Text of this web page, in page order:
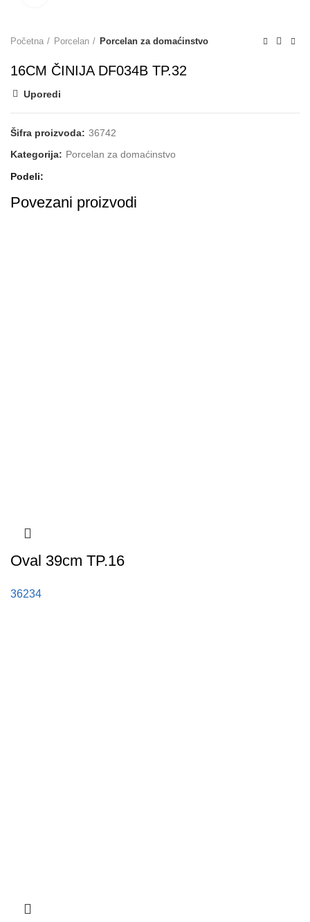
Početna Porcelan Porcelan za domaćinstvo
16CM ČINIJA DF034B TP.32
Uporedi
Šifra proizvoda: 36742
Kategorija: Porcelan za domaćinstvo
Podeli
Povezani proizvodi
Oval 39cm TP.16
36234